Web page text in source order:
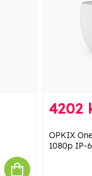
4202
OPKIX
1080p IP-